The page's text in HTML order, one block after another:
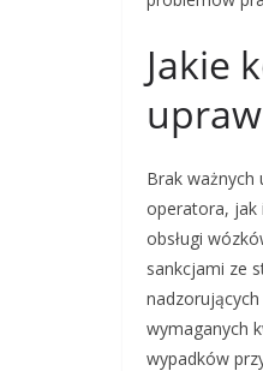
Jakie
Brak ważnych
operatora, jak
obsługi
sankcjami ze
wymaganych
wypadków